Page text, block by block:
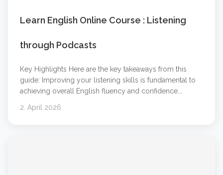
Learn English Online Course : Listening
through Podcasts
Key Highlights Here are the key takeaways from this
guide: Improving your listening skills is fundamental to
achieving overall English fluency and confidence.
make language learning flexible and engaging. You can
2. April 2026